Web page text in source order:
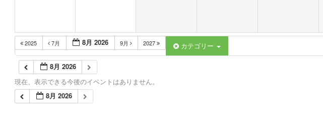
2025 7月 8月 2026 9月 2027 カテゴリー
8月 2026
現在、表示できる今後のイベントはありません。
8月 2026